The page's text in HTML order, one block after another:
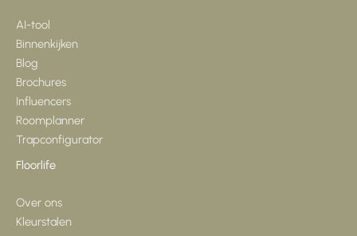
AI-tool
Binnenkijken
Blog
Brochures
Influencers
Roomplanner
Trapconfigurator
Floorlife
Over ons
Kleurstalen